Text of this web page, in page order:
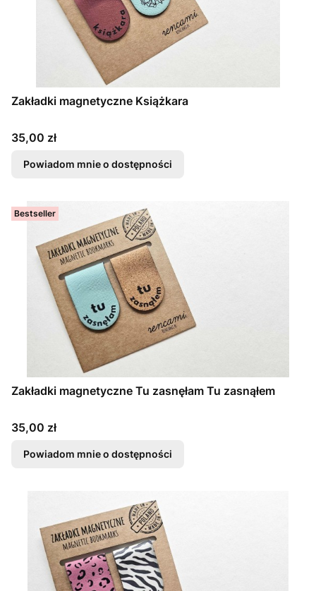
Zakładki magnetyczne Książkara
Cena
35,00 zł
Powiadom mnie o dostępności
Bestseller
Zakładki magnetyczne Tu zasnęłam Tu zasnąłem
Cena
35,00 zł
Powiadom mnie o dostępności